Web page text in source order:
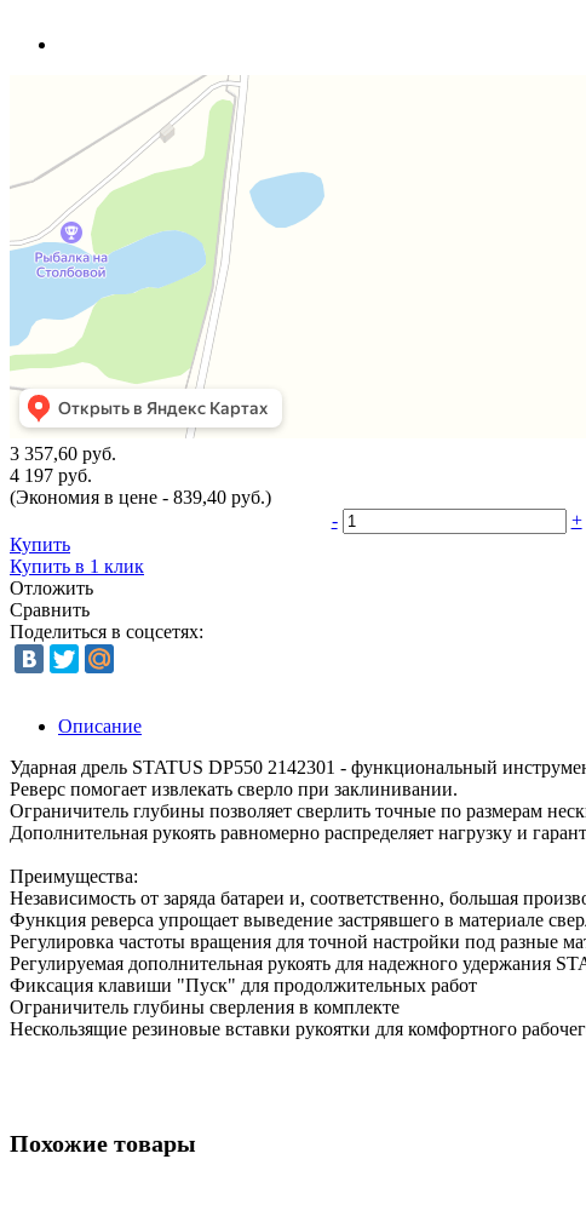
3 357,60 руб.
4 197 руб.
(Экономия в цене - 839,40 руб.)
-
+
Купить
Купить в 1 клик
Отложить
Сравнить
Поделиться в соцсетях:
Описание
Ударная дрель STATUS DP550 2142301 - функциональный
Реверс помогает извлекать сверло при заклинивании.
Ограничитель глубины позволяет сверлить точные по размерам
Дополнительная рукоять равномерно распределяет нагрузку и
Преимущества:
Независимость от заряда батареи и, соответственно, большая
Функция реверса упрощает выведение застрявшего в материале
Регулировка частоты вращения для точной настройки под разные
Регулируемая дополнительная рукоять для надежного удержания
Фиксация клавиши "Пуск" для продолжительных работ
Ограничитель глубины сверления в комплекте
Нескользящие резиновые вставки рукоятки для комфортного
Похожие товары